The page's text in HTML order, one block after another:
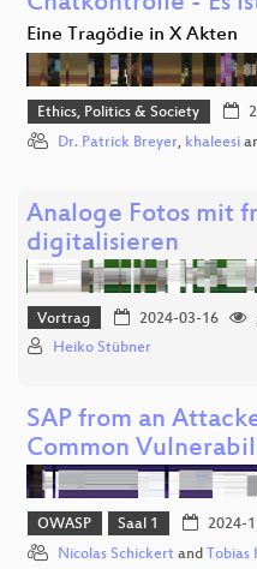
Eine Tragödie in X Akten
Ethics, Politics & Society
Dr. Patrick Breyer, khaleesi
Analoge Fotos mit
digitalisieren
Vortrag 2024-03-16
Heiko Stübner
SAP from an
Common
OWASP Saal 1 2024-
Nicolas Schickert and Tobias